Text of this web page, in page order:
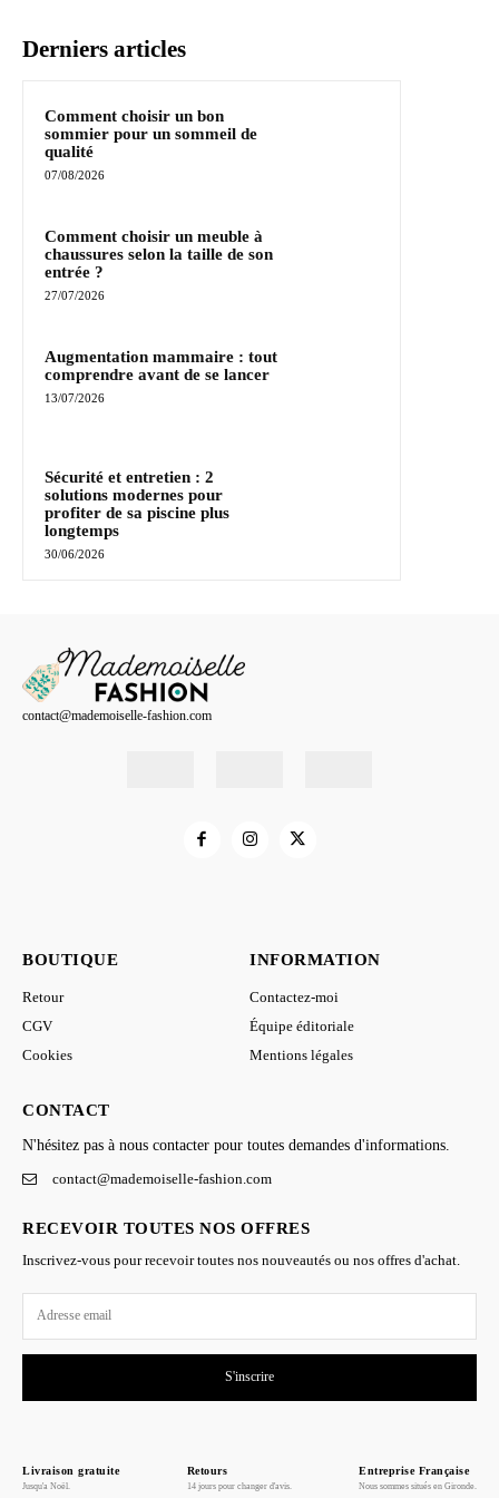
Derniers articles
Comment choisir un bon
sommier pour un sommeil de
qualité
07/08/2026
Comment choisir un meuble à
chaussures selon la taille de son
entrée ?
27/07/2026
Augmentation mammaire : tout
comprendre avant de se lancer
13/07/2026
Sécurité et entretien : 2
solutions modernes pour
profiter de sa piscine plus
longtemps
30/06/2026
contact@mademoiselle-fashion.com
BOUTIQUE
Retour
CGV
Cookies
INFORMATION
Contactez-moi
Équipe éditoriale
Mentions légales
CONTACT
N'hésitez pas à nous contacter pour toutes demandes d'informations.
contact@mademoiselle-fashion.com
RECEVOIR TOUTES NOS OFFRES
Inscrivez-vous pour recevoir toutes nos nouveautés ou nos offres d'achat.
S'inscrire
Livraison gratuite
Jusqu'a Noël.
Retours
14 jours pour changer d'avis.
Entreprise Française
Nous sommes situés en Gironde.